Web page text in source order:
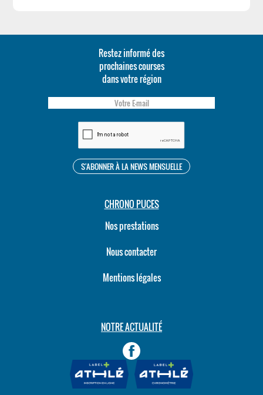
Restez informé des
prochaines courses
dans votre région
CHRONO PUCES
Nos prestations
Nous contacter
Mentions légales
NOTRE ACTUALITÉ